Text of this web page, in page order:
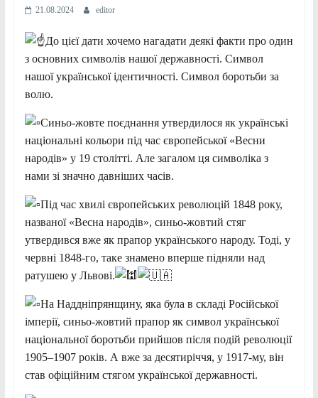
21.08.2024 editor
До цієї дати хочемо нагадати деякі факти про один
з основних символів нашої державності. Символ
нашої української ідентичності. Символ боротьби за
волю.
Синьо-жовте поєднання утвердилося як українські
національні кольори під час європейської «Весни
народів» у 19 столітті. Але загалом ця символіка з
нами зі значно давніших часів.
Під час хвилі європейських революцій 1848 року,
названої «Весна народів», синьо-жовтий стяг
утвердився вже як прапор українського народу. Тоді, у
червні 1848-го, таке знамено вперше підняли над
ратушею у Львові.
На Наддніпрянщину, яка була в складі Російської
імперії, синьо-жовтий прапор як символ української
національної боротьби прийшов після подій революції
1905–1907 років. А вже за десятиріччя, у 1917-му, він
став офіційним стягом української державності.